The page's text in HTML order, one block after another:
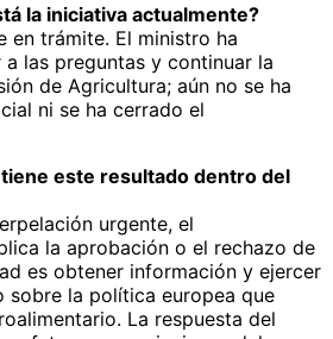
la iniciativa actualmente?
en trámite. El ministro ha
las preguntas y continuar la
de Agricultura; aún no se ha
ni se ha cerrado el
este resultado dentro del
urgente, el
la aprobación o el rechazo de
es obtener información y ejercer
sobre la política europea que
La respuesta del